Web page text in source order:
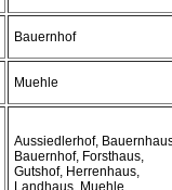
Bauernhof
Muehle
Aussiedlerhof,
Bauernhof, Forsthaus,
Gutshof, Herrenhaus,
Landhaus, Muehle,